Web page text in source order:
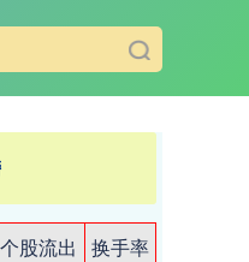
个股流出
换手率